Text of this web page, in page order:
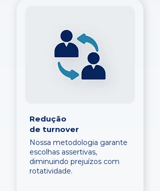
Redução
de turnover
Nossa metodologia garante
escolhas assertivas,
diminuindo prejuízos com
rotatividade.